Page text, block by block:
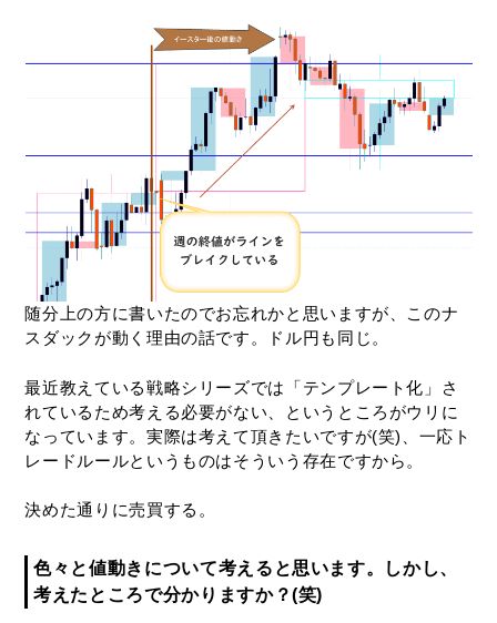
随分上の方に書いたのでお忘れかと思いますが、このナ
スダックが動く理由の話です。ドル円も同じ。
最近教えている戦略シリーズでは「テンプレート化」さ
れているため考える必要がない、というところがウリに
なっています。実際は考えて頂きたいですが(笑)、一応ト
レードルールというものはそういう存在ですから。
決めた通りに売買する。
色々と値動きについて考えると思います。しかし、
考えたところで分かりますか？(笑)